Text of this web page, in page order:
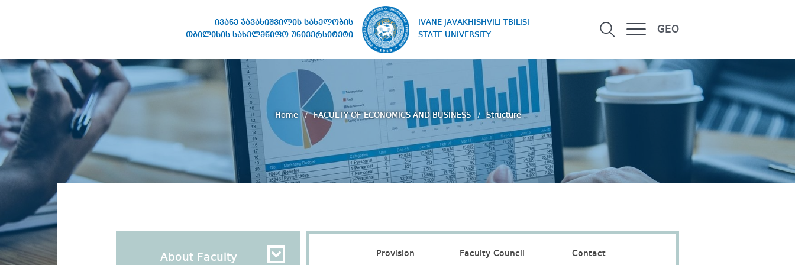
ივანე ჯავახიშვილის სახელობის
თბილისის სახელმწიფო უნივერსიტეტი
IVANE JAVAKHISHVILI TBILISI
STATE UNIVERSITY
GEO
STATE UNIVERSITY
Home FACULTY OF ECONOMICS AND BUSINESS Structure
About Faculty Provision Faculty Council Contact